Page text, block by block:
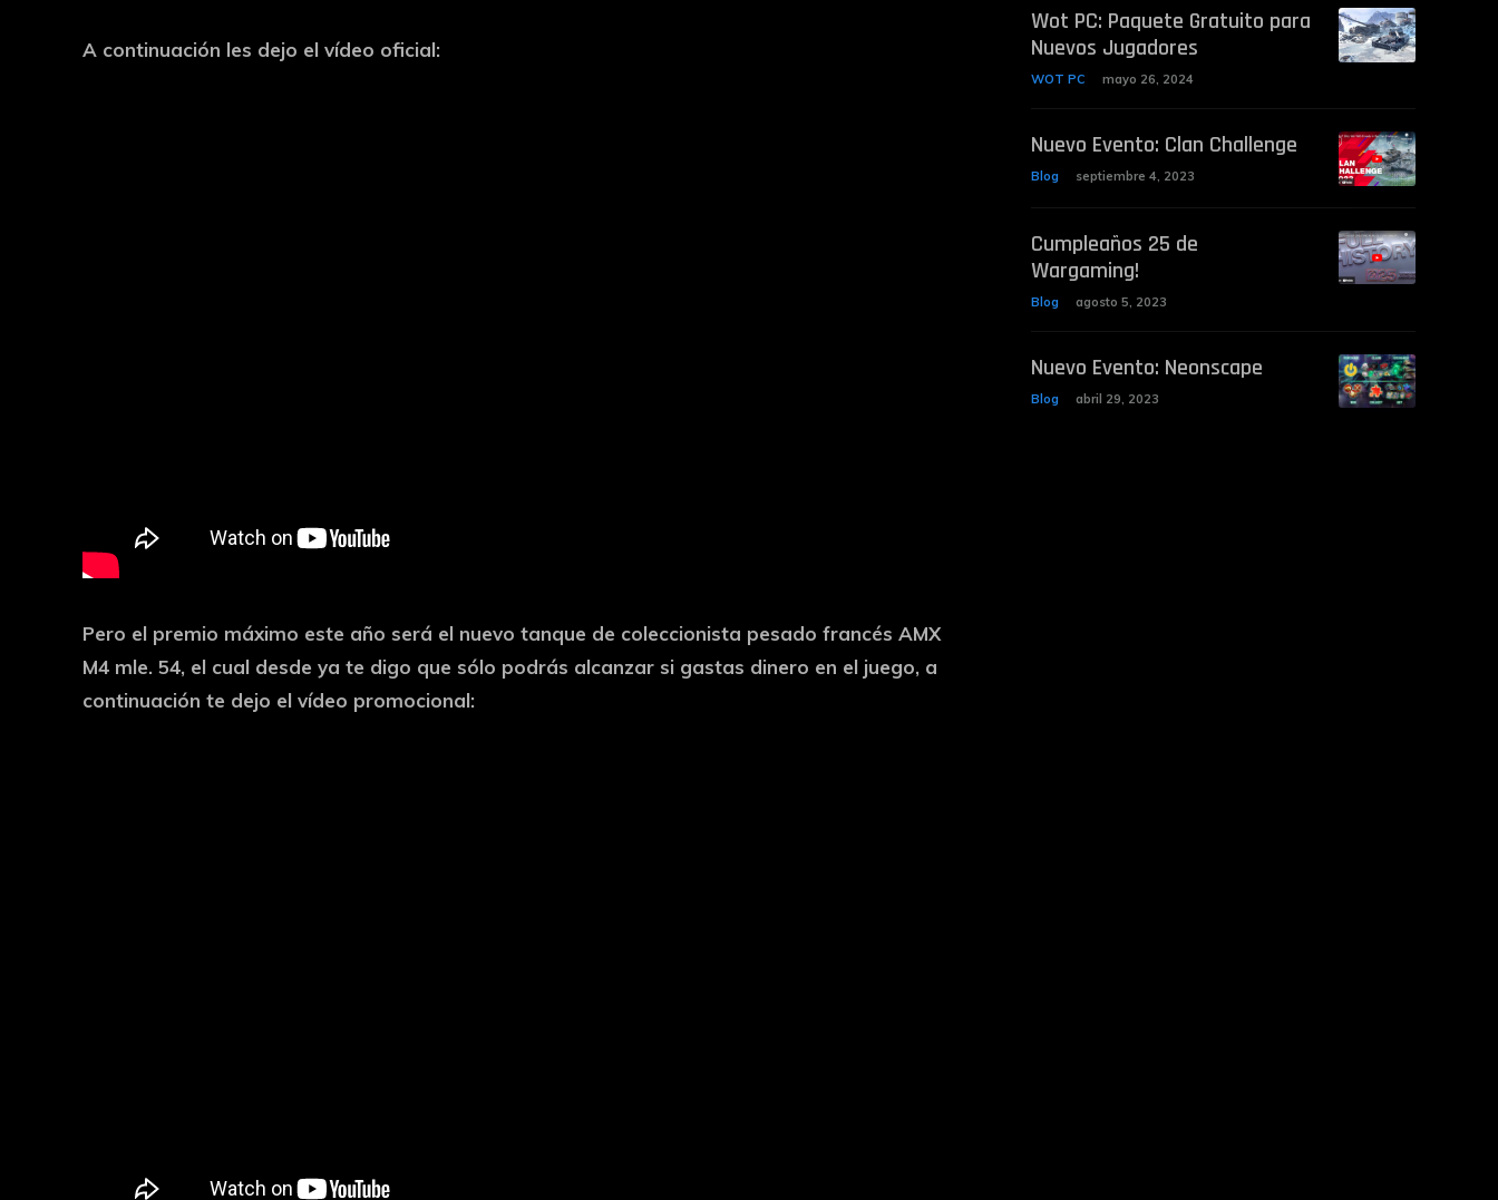
A continuación les dejo el vídeo oficial:
Pero el premio máximo este año será el nuevo tanque de coleccionista pesado francés AMX
M4 mle. 54, el cual desde ya te digo que sólo podrás alcanzar si gastas dinero en el juego, a
continuación te dejo el vídeo promocional:
Wot PC: Paquete Gratuito para
Nuevos Jugadores
WOT PC mayo 26, 2024
Nuevo Evento: Clan Challenge
Blog septiembre 4, 2023
Cumpleaños 25 de
Wargaming!
Blog agosto 5, 2023
Nuevo Evento: Neonscape
Blog abril 29, 2023